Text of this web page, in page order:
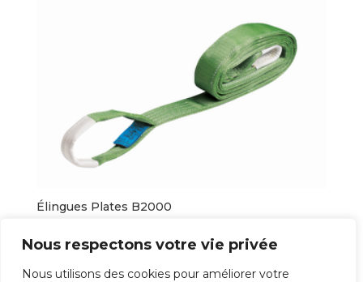
Nous respectons votre vie privée
Nous utilisons des cookies pour améliorer votre
Élingues Plates B2000